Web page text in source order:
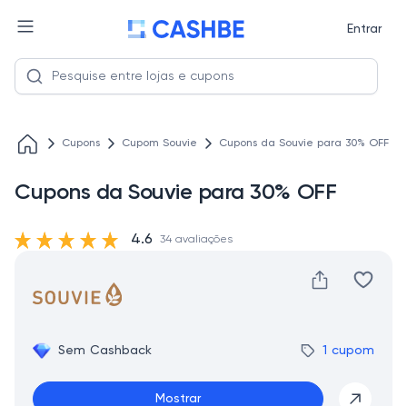
Entrar
Cupons Cupom Souvie Cupons da Souvie para 30% OFF
Cupons da Souvie para 30% OFF
Sem Cashback 1 cupom
Mostrar
4.6 34 avaliações